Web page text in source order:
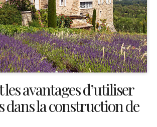
les avantages d’utiliser
dans la construction de